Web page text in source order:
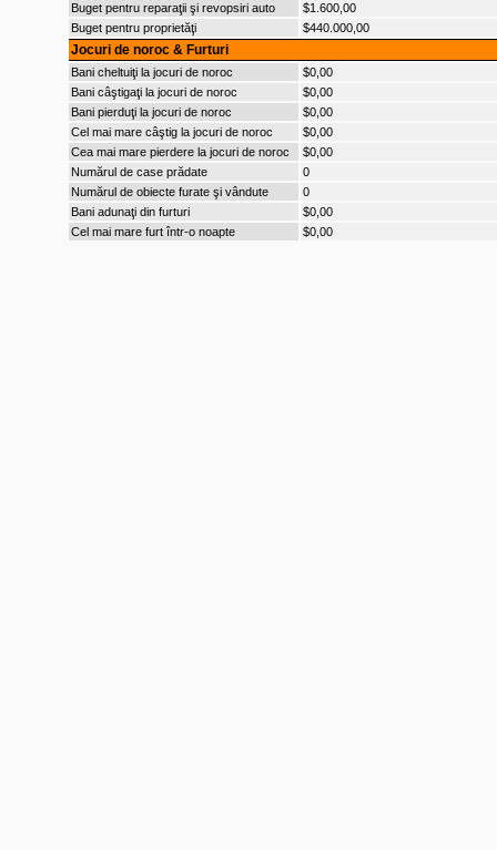
Buget pentru reparaţii şi revopsiri auto
$1.600,00
Buget pentru proprietăţi
$440.000,00
Jocuri de noroc & Furturi
Bani cheltuiţi la jocuri de noroc
$0,00
Bani câştigaţi la jocuri de noroc
$0,00
Bani pierduţi la jocuri de noroc
$0,00
Cel mai mare câştig la jocuri de noroc
$0,00
Cea mai mare pierdere la jocuri de noroc
$0,00
Numărul de case prădate
0
Numărul de obiecte furate şi vândute
0
Bani adunaţi din furturi
$0,00
Cel mai mare furt într-o noapte
$0,00